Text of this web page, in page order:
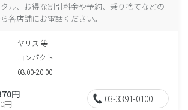
ル、お得な割引料金や予約、乗り捨てなどの
各店舗にお電話ください。
ヤリス 等
コンパクト
08:00-20:00
円
円 03-3391-0100